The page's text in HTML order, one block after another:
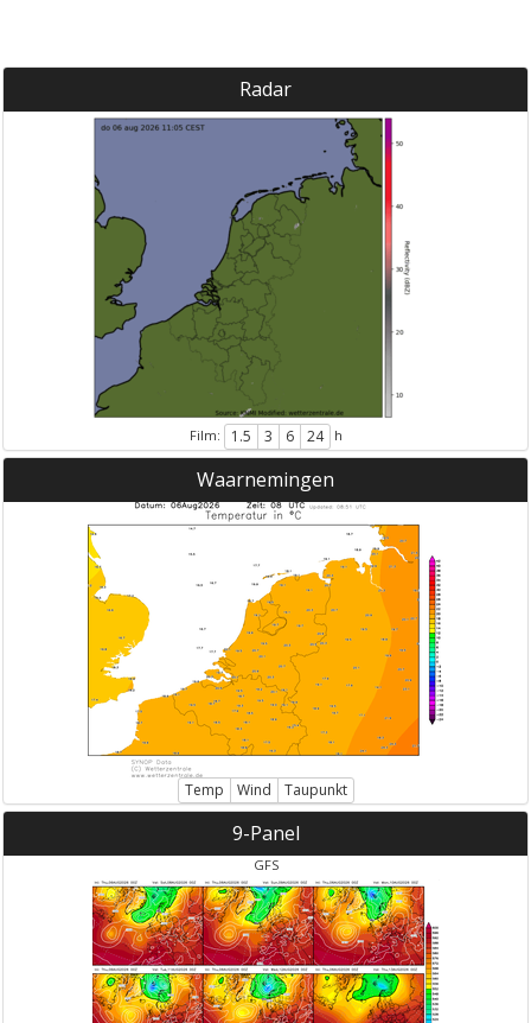
Radar
Film: 1.5 3 6 24 h
Waarnemingen
Temp Wind Taupunkt
9-Panel
GFS